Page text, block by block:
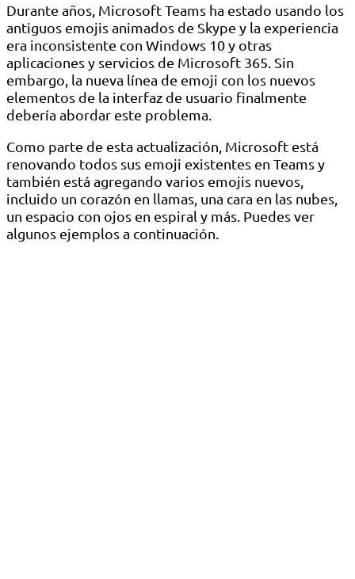
Durante años, Microsoft Teams ha estado usando los
antiguos emojis animados de Skype y la experiencia
era inconsistente con Windows 10 y otras
aplicaciones y servicios de Microsoft 365. Sin
embargo, la nueva línea de emoji con los nuevos
elementos de la interfaz de usuario finalmente
debería abordar este problema.
Como parte de esta actualización, Microsoft está
renovando todos sus emoji existentes en Teams y
también está agregando varios emojis nuevos,
incluido un corazón en llamas, una cara en las nubes,
un espacio con ojos en espiral y más. Puedes ver
algunos ejemplos a continuación.